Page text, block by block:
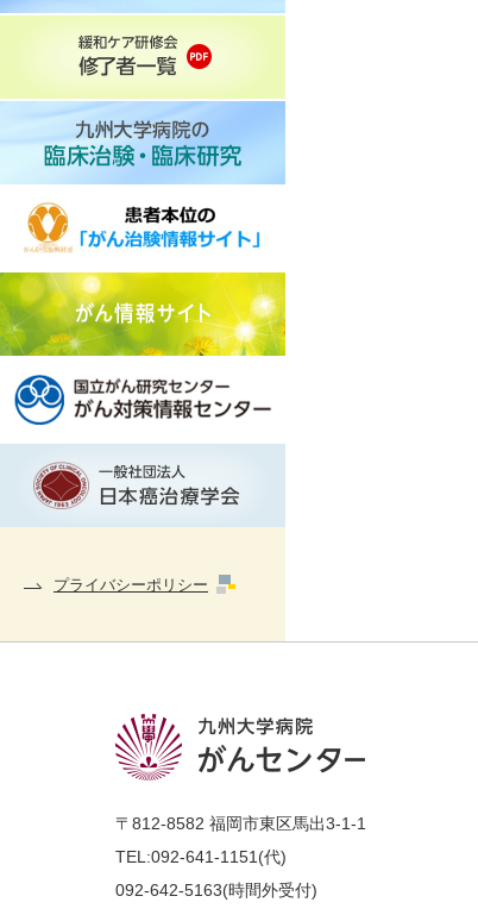
プライバシーポリシー
〒812-8582 福岡市東区馬出3-1-1
TEL:092-641-1151(代)
092-642-5163(時間外受付)